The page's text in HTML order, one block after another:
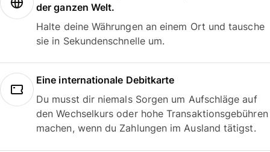
der ganzen Welt.
Halte deine Währungen an einem Ort und tausche
sie in Sekundenschnelle um.
Eine internationale Debitkarte
Du musst dir niemals Sorgen um Aufschläge auf
den Wechselkurs oder hohe Transaktionsgebühren
machen, wenn du Zahlungen im Ausland tätigst.